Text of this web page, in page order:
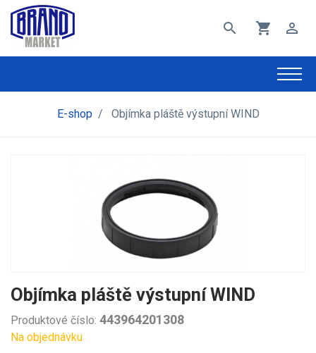
search shopping_cart perm_identity
E-shop / Objímka pláště výstupní WIND
Objímka pláště výstupní WIND
Produktové číslo: 443964201308
Na objednávku